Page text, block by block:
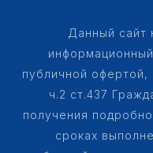
Данный сайт
публичной
ч.2 ст.437
получения
сроках